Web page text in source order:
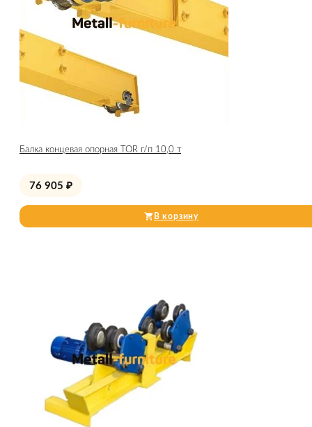
Балка концевая опорная TOR г/п 10,0 т
76 905 ₽
В корзину